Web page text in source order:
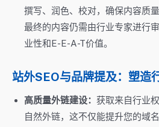
撰写、润色、校对，确保内容质
最终的内容仍需由行业专家进行
业性和E-E-A-T价值。
站外SEO与品牌提及：塑造
高质量外链建设： 获取来自行业
自然外链，这不仅能提升您的域